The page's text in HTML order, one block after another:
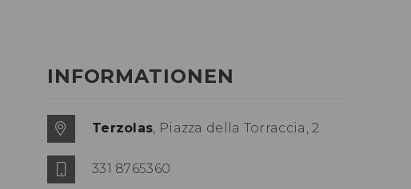
INFORMATIONEN
Terzolas , Piazza della Torraccia, 2
331 8765360